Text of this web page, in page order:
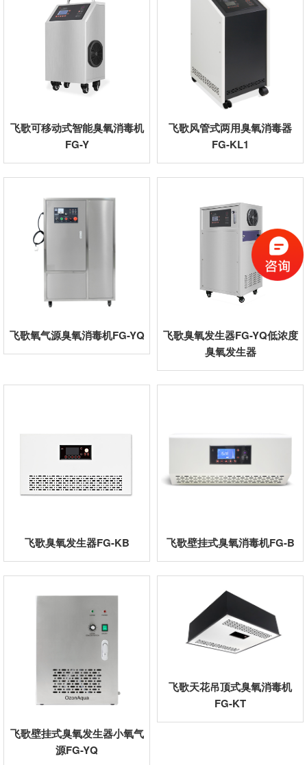
飞歌可移动式智能臭氧消毒机
FG-Y
飞歌风管式两用臭氧消毒器
FG-KL1
飞歌氧气源臭氧消毒机FG-YQ
飞歌臭氧发生器FG-YQ低浓度
臭氧发生器
飞歌臭氧发生器FG-KB 飞歌壁挂式臭氧消毒机FG-B
飞歌壁挂式臭氧发生器小氧气
源FG-YQ
飞歌天花吊顶式臭氧消毒机
FG-KT